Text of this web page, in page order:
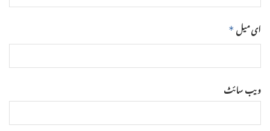
ای میل *
ویب‌ سائٹ